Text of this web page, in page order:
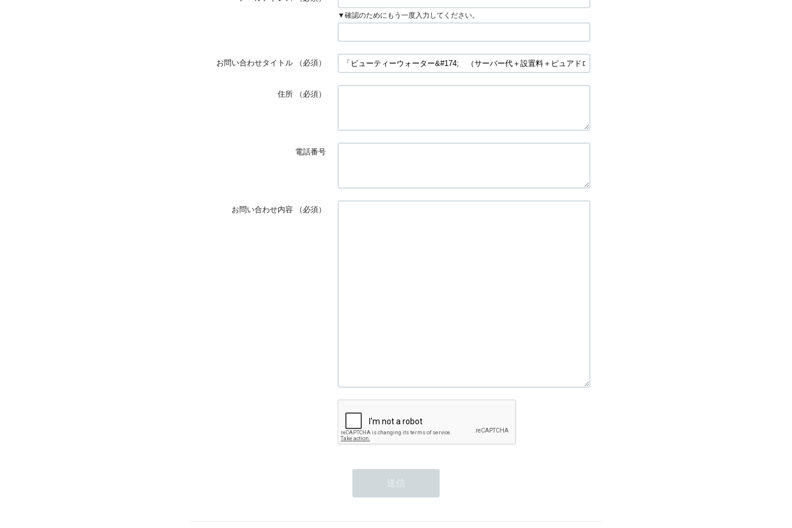
▼確認のためにもう一度入力してください。
お問い合わせタイトル （必須）
住所 （必須）
電話番号
お問い合わせ内容 （必須）